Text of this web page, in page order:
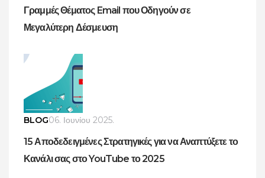
Γραμμές Θέματος Email που Οδηγούν σε
Μεγαλύτερη Δέσμευση
BLOG06. Ιουνίου 2025.
15 Αποδεδειγμένες Στρατηγικές για να Αναπτύξετε το
Κανάλι σας στο YouTube το 2025